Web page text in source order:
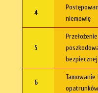
4
niemowlę
5
bezpiecznej
6
opatrunków